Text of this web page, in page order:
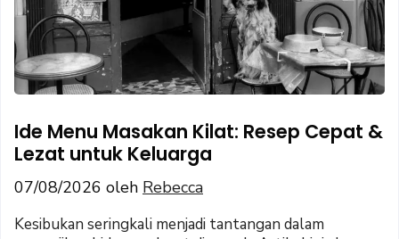
Ide Menu Masakan Kilat: Resep Cepat &
Lezat untuk Keluarga
07/08/2026 oleh Rebecca
Kesibukan seringkali menjadi tantangan dalam